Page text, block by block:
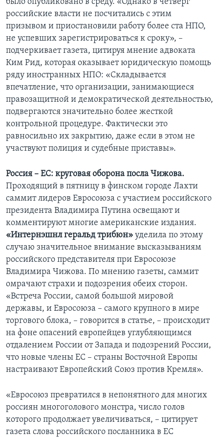
российские власти не посчитались с этим
призывом и приостановили работу более ста НПО,
не успевших зарегистрироваться к сроку», –
подчеркивает газета, цитируя мнение адвоката
Ким Рид, которая оказывает юридическую помощь
ряду иностранных НПО: «Складывается
впечатление, что организации, занимающиеся
правозащитной и демократической деятельностью,
подвергаются значительно более жесткой
контрольной процедуре. Фактически это
равносильно их закрытию, даже если в этом не
участвуют полиция и судебные приставы».
Россия – ЕС: круговая оборона посла Чижова.
Проходящий в пятницу в финском городе Лахти
саммит лидеров Евросоюза с участием российского
президента Владимира Путина освещают и
комментируют многие американские издания.
«Интернэшнл геральд трибюн» уделила по этому
случаю значительное внимание высказываниям
российского представителя при Евросоюзе
Владимира Чижова. По мнению газеты, саммит
омрачают страхи и подозрения обеих сторон.
«Встреча России, самой большой мировой
державы, и Евросоюза – самого крупного в мире
торгового блока, – говорится в статье, – происходит
на фоне опасений европейцев углубляющимся
отдалением России от Запада и подозрений России,
что новые члены ЕС – страны Восточной Европы
настраивают Европейский Союз против Кремля».
«Евросоюз превратился в непонятного для многих
россиян многоголового монстра, число голов
которого продолжает увеличиваться, – цитирует
газета слова российского посланника в ЕС